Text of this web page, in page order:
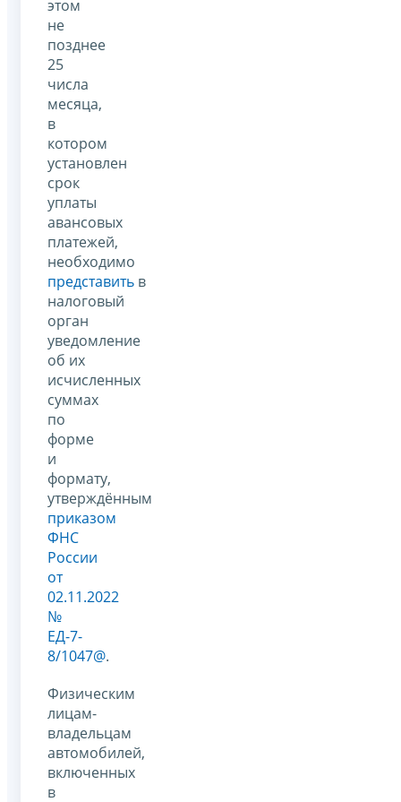
этом
не
позднее
25
числа
месяца,
в
котором
установлен
срок
уплаты
авансовых
платежей,
необходимо
представить в
налоговый
орган
уведомление
об их
исчисленных
суммах
по
форме
и
формату,
утверждённым
приказом
ФНС
России
от
02.11.2022
№
ЕД-7-
8/1047@.
Физическим
лицам-
владельцам
автомобилей,
включенных
в